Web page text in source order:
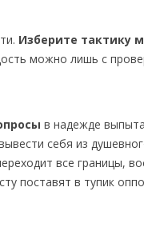
Изберите тактику
можно лишь с
в надежде
себя из
все границы,
поставят в тупик